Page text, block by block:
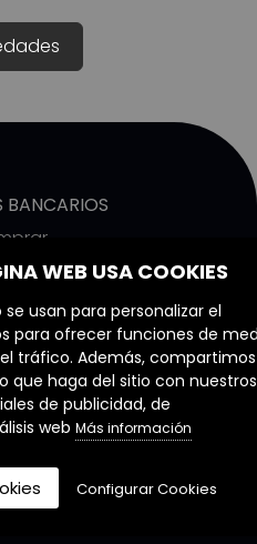
BANCARIOS
nueva
Somos
Servicios
Agentes
nosotros
WEB USA COOKIES
usan para personalizar el
para ofrecer funciones de
tráfico. Además, compartimos
que haga del sitio con nuestros
de publicidad, de
web Más información
Configurar Cookies